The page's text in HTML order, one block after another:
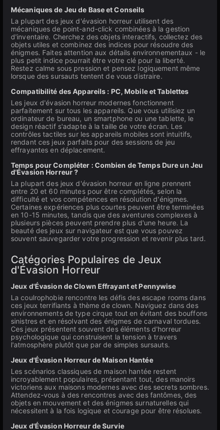
Mécaniques de Jeu de Base et Conseils
La plupart des jeux d'évasion horreur utilisent des
mécaniques de point-and-click combinées à la gestion
d'inventaire. Cherchez des objets interactifs, collectez des
objets utiles et combinez des indices pour résoudre des
énigmes. Faites attention aux détails environnementaux - le
plus petit indice pourrait être votre clé pour la liberté.
Restez calme sous pression et pensez logiquement même
lorsque des sursauts tentent de vous distraire.
Compatibilité des Appareils : PC, Mobile et Tablettes
Les jeux d'évasion horreur modernes fonctionnent
parfaitement sur tous les appareils. Que vous utilisiez un
ordinateur de bureau, un smartphone ou une tablette, le
design réactif s'adapte à la taille de votre écran. Les
contrôles tactiles sur les appareils mobiles sont intuitifs,
rendant ces jeux parfaits pour des sessions de jeu
effrayantes en déplacement.
Temps pour Compléter : Combien de Temps Dure un Jeu
d'Évasion Horreur ?
La plupart des jeux d'évasion horreur en ligne prennent
entre 20 et 60 minutes pour être complétés, selon la
difficulté et vos compétences en résolution d'énigmes.
Certaines expériences plus courtes peuvent être terminées
en 10-15 minutes, tandis que des aventures complexes à
plusieurs pièces peuvent prendre plus d'une heure. La
beauté des jeux sur navigateur est que vous pouvez
souvent sauvegarder votre progression et revenir plus tard.
Catégories Populaires de Jeux
d'Évasion Horreur
Jeux d'Évasion de Clown Effrayant et Pennywise
La coulrophobie rencontre les défis des escape rooms dans
ces jeux terrifiants à thème de clown. Naviguez dans des
environnements de type cirque tout en évitant des bouffons
sinistres et en résolvant des énigmes de carnaval tordues.
Ces jeux présentent souvent des éléments d'horreur
psychologique qui construisent la tension à travers
l'atmosphère plutôt que par de simples sursauts.
Jeux d'Évasion Horreur de Maison Hantée
Les scénarios classiques de maison hantée restent
incroyablement populaires, présentant tout, des manoirs
victoriens aux maisons modernes avec des secrets sombres.
Attendez-vous à des rencontres avec des fantômes, des
objets en mouvement et des énigmes surnaturelles qui
nécessitent à la fois logique et courage pour être résolues.
Jeux d'Évasion Horreur de Survie